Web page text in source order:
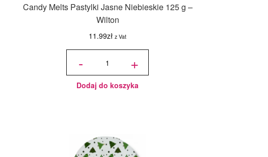
Candy Melts Pastylki Jasne Niebieskie 125 g –
Wilton
11.99zł z Vat
-
ilość
Pastylki
Jasne
125 g -
Wilton
+
Dodaj do koszyka